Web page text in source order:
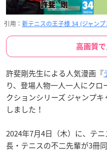
引用： 新テニスの王子様 34 (ジャンプ
高画質
許斐剛先生による人気漫画『
り、登場人物一人一人にク
クションシリーズ ジャンプ
しました！
2024年7月4日（木）に、テ
長・テニスの不二先輩が3冊